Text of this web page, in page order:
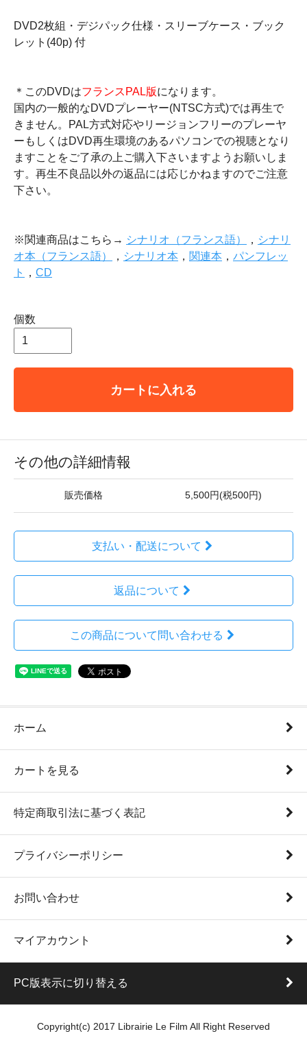
DVD2枚組・デジパック仕様・スリーブケース・ブック
レット(40p) 付
＊このDVDはフランスPAL版になります。
国内の一般的なDVDプレーヤー(NTSC方式)では再生で
きません。PAL方式対応やリージョンフリーのプレーヤ
ーもしくはDVD再生環境のあるパソコンでの視聴となり
ますことをご了承の上ご購入下さいますようお願いしま
す。再生不良品以外の返品には応じかねますのでご注意
下さい。
※関連商品はこちら→ シナリオ（フランス語） ， シナリ
オ本（フランス語）
， シナリオ本 ， 関連本 ， パンフレッ
ト
， CD
個数
カートに入れる
その他の詳細情報
販売価格 5,500円(税500円)
支払い・配送について
返品について
この商品について問い合わせる
ホーム
カートを見る
特定商取引法に基づく表記
プライバシーポリシー
お問い合わせ
マイアカウント
PC版表示に切り替える
Copyright(c) 2017 Librairie Le Film All Right Reserved